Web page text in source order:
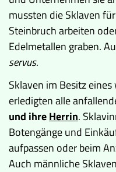
mussten die Sklaven
Steinbruch arbeiten
Edelmetallen graben.
servus.
Sklaven im Besitz
erledigten alle
und ihreHerrin.
Botengänge und
aufpassen oder beim
Auch männliche